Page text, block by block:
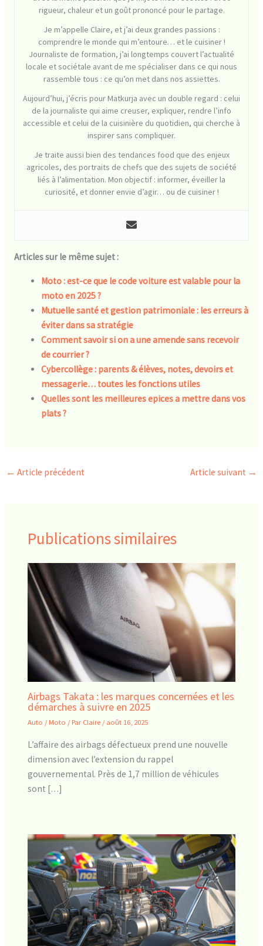
rigueur, chaleur et un goût prononcé pour le partage.
Je m’appelle Claire, et j’ai deux grandes passions :
comprendre le monde qui m’entoure… et le cuisiner !
Journaliste de formation, j’ai longtemps couvert l’actualité
locale et sociétale avant de me spécialiser dans ce qui nous
rassemble tous : ce qu’on met dans nos assiettes.
Aujourd’hui, j’écris pour Matkurja avec un double regard : celui
de la journaliste qui aime creuser, expliquer, rendre l’info
accessible et celui de la cuisinière du quotidien, qui cherche à
inspirer sans compliquer.
Je traite aussi bien des tendances food que des enjeux
agricoles, des portraits de chefs que des sujets de société
liés à l’alimentation. Mon objectif : informer, éveiller la
curiosité, et donner envie d’agir… ou de cuisiner !
Articles sur le même sujet :
Moto : est-ce que le code voiture est valable pour la
moto en 2025 ?
Mutuelle santé et gestion patrimoniale : les erreurs à
éviter dans sa stratégie
Comment savoir si on a une amende sans recevoir
de courrier ?
Cybercollège : parents & élèves, notes, devoirs et
messagerie… toutes les fonctions utiles
Quelles sont les meilleures epices a mettre dans vos
plats ?
← Article précédent Article suivant →
Publications similaires
Airbags Takata : les marques concernées et les
démarches à suivre en 2025
Auto / Moto / Par Claire / août 16, 2025
L’affaire des airbags défectueux prend une nouvelle
dimension avec l’extension du rappel
gouvernemental. Près de 1,7 million de véhicules
sont […]